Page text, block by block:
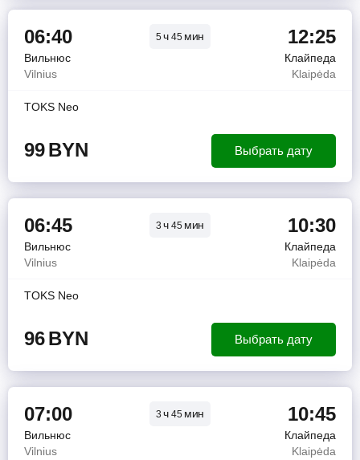
06:40 5ч 45 мин 12:25
Вильнюс
Клайпеда
Vilnius
Klaipėda
TOKS Neo
99BYN Выбрать дату
06:45 3ч 45 мин 10:30
Вильнюс
Клайпеда
Vilnius
Klaipėda
TOKS Neo
96BYN Выбрать дату
07:00 3ч 45 мин 10:45
Вильнюс
Клайпеда
Vilnius
Klaipėda